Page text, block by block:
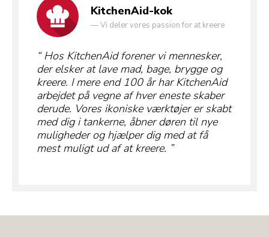
KitchenAid-kok
—Vi deler vores passion for at kreere
Hos KitchenAid forener vi mennesker,
der elsker at lave mad, bage, brygge og
kreere. I mere end 100 år har KitchenAid
arbejdet på vegne af hver eneste skaber
derude. Vores ikoniske værktøjer er skabt
med dig i tankerne, åbner døren til nye
muligheder og hjælper dig med at få
mest muligt ud af at kreere.